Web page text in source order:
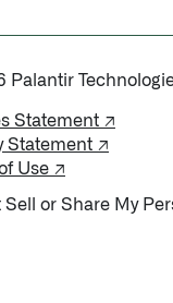
Palantir
Statement ↗
Statement ↗
Use ↗
Sell or Share My